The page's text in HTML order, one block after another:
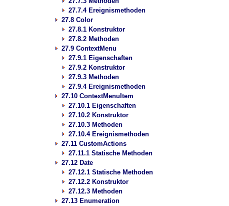
27.7.4 Ereignismethoden
27.8 Color
27.8.1 Konstruktor
27.8.2 Methoden
27.9 ContextMenu
27.9.1 Eigenschaften
27.9.2 Konstruktor
27.9.3 Methoden
27.9.4 Ereignismethoden
27.10 ContextMenuItem
27.10.1 Eigenschaften
27.10.2 Konstruktor
27.10.3 Methoden
27.10.4 Ereignismethoden
27.11 CustomActions
27.11.1 Statische Methoden
27.12 Date
27.12.1 Statische Methoden
27.12.2 Konstruktor
27.12.3 Methoden
27.13 Enumeration